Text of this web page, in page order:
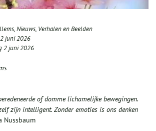
,Nieuws, Verhalen en Beelden
juni 2026
2 juni 2026
of domme lichamelijke bewegingen.
zijn intelligent. Zonder emoties is ons denken
Nussbaum